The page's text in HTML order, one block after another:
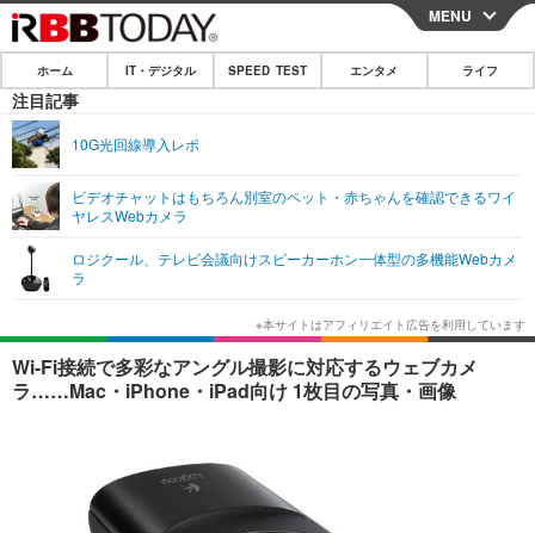
CLOSE
ホーム
IT・デジタル
ネタ
ショッピング その他
SPEED TEST
エンタメ
韓国・芸能
音楽 スポーツ
ショッピング
ライフ
ライフTOP グルメ
ペット ショッピング
リリース一覧
プッシュ通知の停止方法
MENU
ホーム IT・デジタル SPEED TEST エンタメ ライフ
注目記事
10G光回線導入レポ
ビデオチャットはもちろん別室のペット・赤ちゃんを確認できるワイ
ヤレスWebカメラ
ロジクール、テレビ会議向けスピーカーホン一体型の多機能Webカメ
ラ
Wi-Fi接続で多彩なアングル撮影に対応するウェブカメ
ラ……Mac・iPhone・iPad向け 1枚目の写真・画像